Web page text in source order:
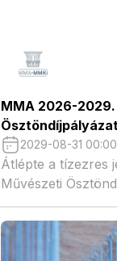
MMA 2026-
2029-08-31
Átlépte a tízezres
Művészeti
tartaléklistás
a csatolmányban